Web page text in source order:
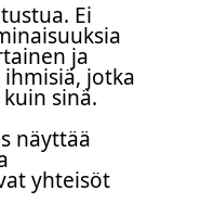
Ei
ja
jotka
sinä.